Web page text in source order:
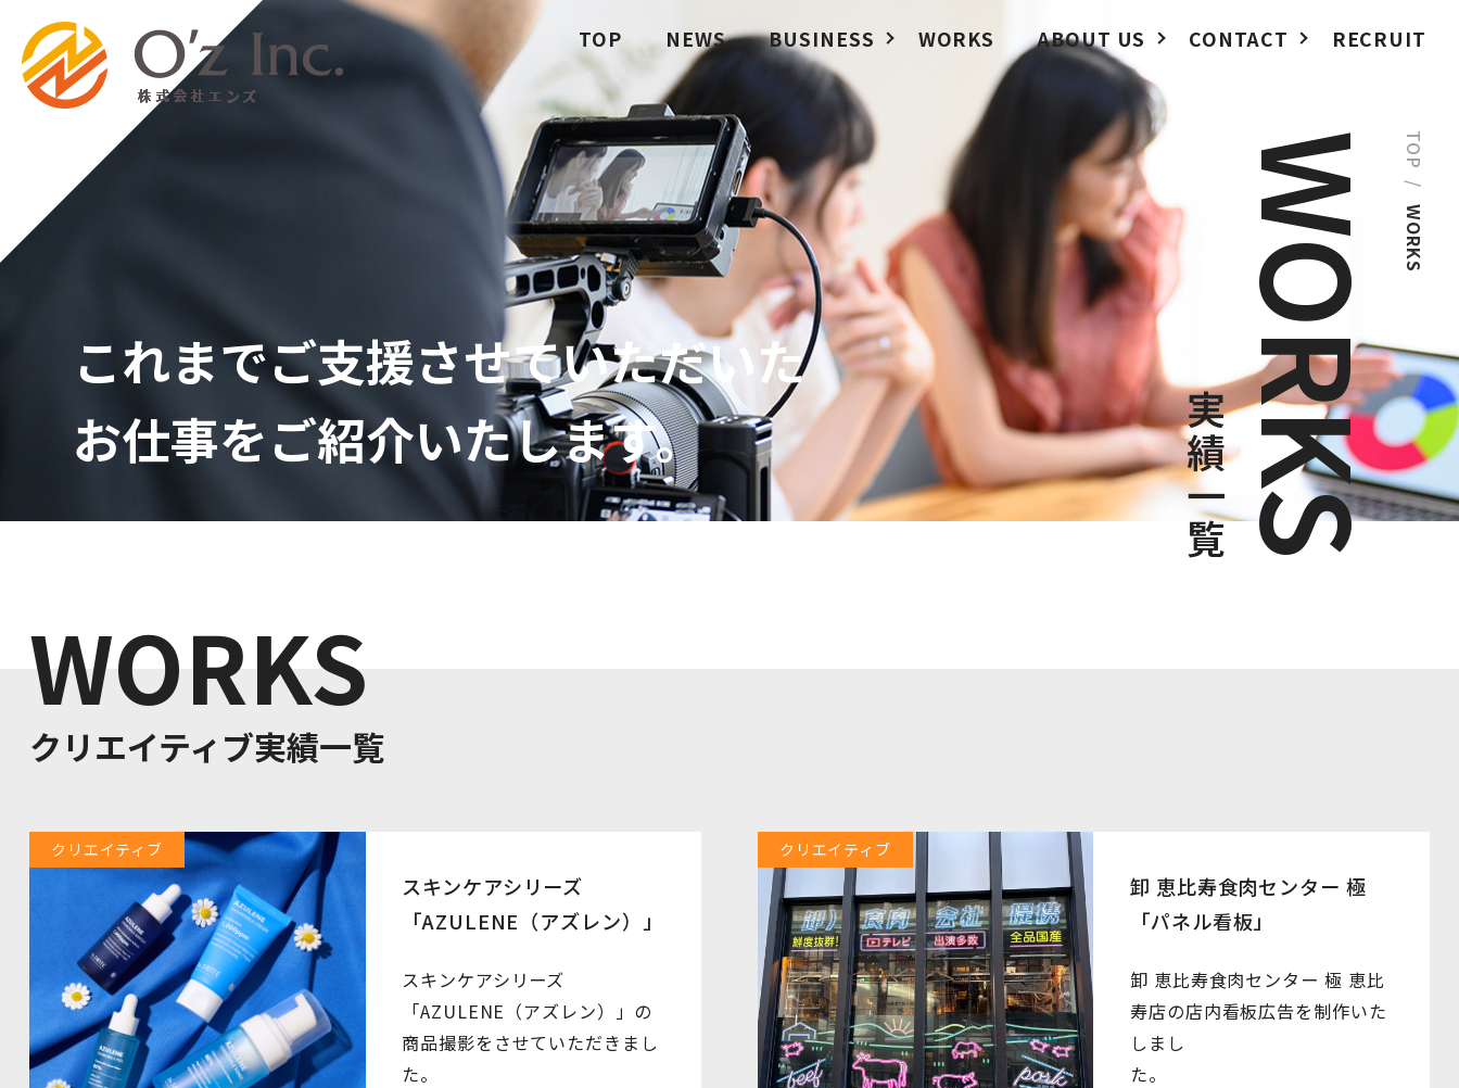
TOP NEWS BUSINESS WORKS ABOUT US CONTACT RECRUIT
これまでご支援させていただいた
お仕事をご紹介いたします。
TOP
/
WORKS
WORKS
実績一覧
WORKS
クリエイティブ実績一覧
クリエイティブ
スキンケアシリーズ
「AZULENE（アズレン）」
スキンケアシリーズ
「AZULENE（アズレン）」の
商品撮影をさせていただきまし
た。
クリエイティブ
卸 恵比寿食肉センター 極
「パネル看板」
卸 恵比寿食肉センター 極 恵比
寿店の店内看板広告を制作いた
しまし